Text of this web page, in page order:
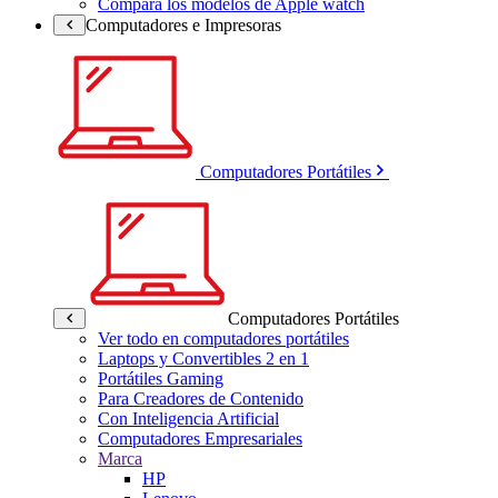
Computadores e Impresoras
Computadores Portátiles
Computadores Portátiles
Ver todo en computadores portátiles
Laptops y Convertibles 2 en 1
Portátiles Gaming
Para Creadores de Contenido
Con Inteligencia Artificial
Computadores Empresariales
Marca
HP